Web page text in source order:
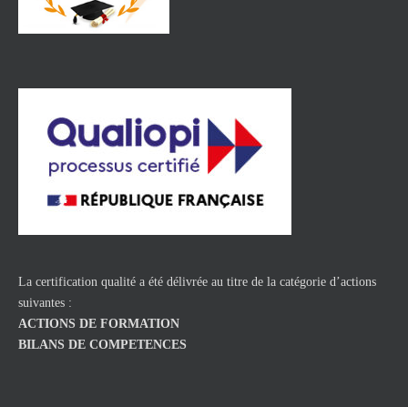
La certification qualité a été délivrée au titre de la catégorie d’actions
suivantes :
ACTIONS DE FORMATION
BILANS DE COMPETENCES